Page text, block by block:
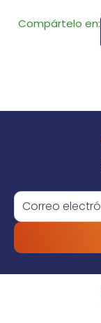
Compártelo en: